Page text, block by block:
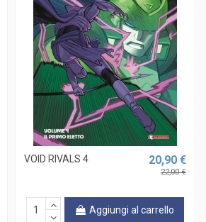
VOID RIVALS 4 20,90 €
22,00 €
Aggiungi al carrello